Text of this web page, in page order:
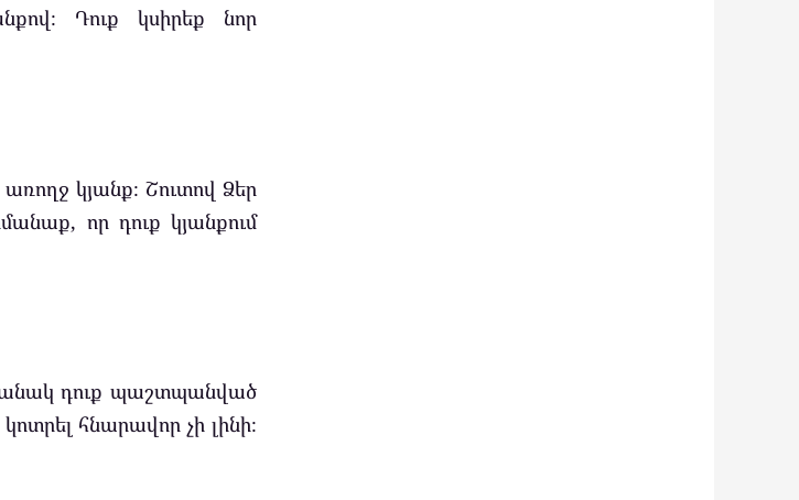
Դուք կսիրեք նոր
առողջ կյանք։ Շուտով Ձեր
որ դուք կյանքում
դուք պաշտպանված
հնարավոր չի լինի։